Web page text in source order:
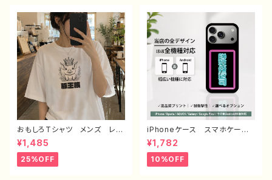
ーター クリエイター 絵師
オリジナル デザイン グッ
ズ 半袖シャツ デザイン コ
ラボ タイトル：豚王族（グレー）
作：んごミック C-3
ミック G-6
おもしろTシャツ メンズ レデ
ィース 面白Tシャツ かわい
い おしゃれ イラスト ブタ
動物 ゆるかわ ゆるい ユニ
ーク ネタ系 オリジナルキャ
¥1,485
25%OFF
iPhoneケース スマホケー
ス シンプル おしゃれ 面白
い おもしろスマホケース ネ
タ系 エモい ほぼ 全機種対
応 メンズ iPhone15/14/13/
¥1,782
10%OFF